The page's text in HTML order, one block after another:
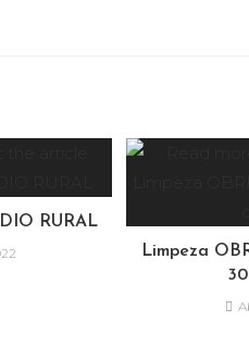
RURAL
Limpeza